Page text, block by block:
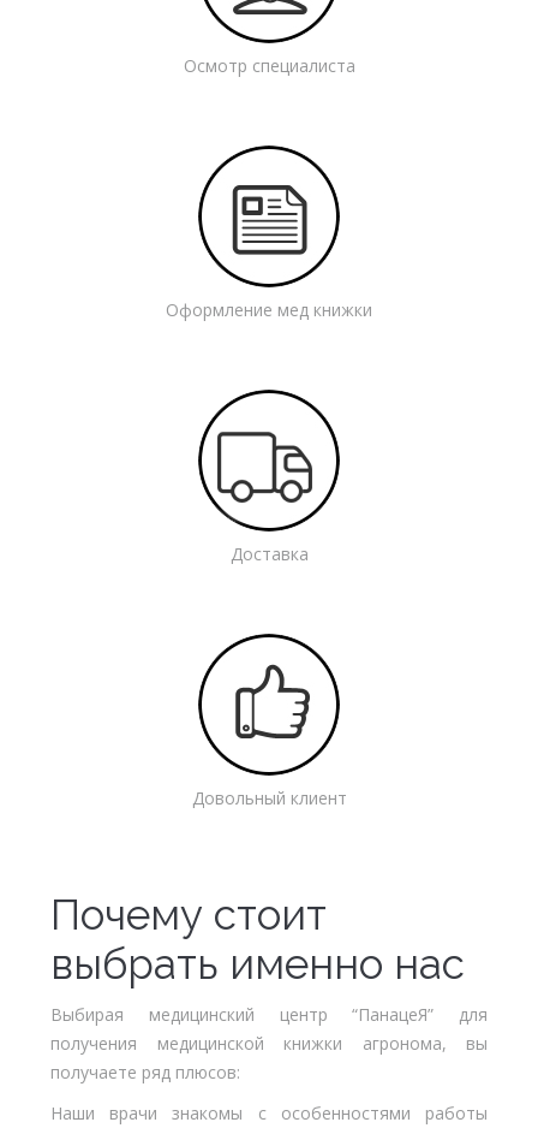
Осмотр специалиста
Оформление мед книжки
Доставка
Довольный клиент
Почему стоит
выбрать именно нас
Выбирая медицинский центр “ПанацеЯ” для
получения медицинской книжки агронома, вы
получаете ряд плюсов:
Наши врачи знакомы с особенностями работы